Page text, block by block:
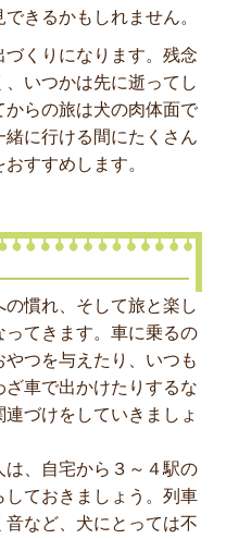
きるかもしれません。
くりになります。残念
いつかは先に逝ってし
からの旅は犬の肉体面で
に行ける間にたくさん
すすめします。
慣れ、そして旅と楽し
てきます。車に乗るの
つを与えたり、いつも
車で出かけたりするな
づけをしていきましょ
、自宅から３～４駅の
ておきましょう。列車
など、犬にとっては不